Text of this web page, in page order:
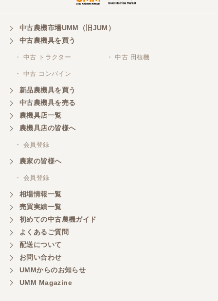
対応も、よくしてくれました、有難うございまし
三重県／山本
対応ありがとうございました。
三重県／山本
共立シュレッターを受け取りました。 状態は問題な
く、エンジンも調子がよさそうです。 ありがとうご
ざいました。
三重県／
嫌な顔をせずに一生懸命頑張ってくれる中山さんに
感謝しています。ここで3台買いましたが、これから
もよろしくお願いしたいです。
三重県／
初めてコンバインを買いに行ったのですが、とても
明るい方に担当していただき細かく説明して下さっ
てとても嬉しかったです。
中古農機市場UMM（旧JUM）
中古農機具を買う
・ 中古 トラクター ・ 中古 田植機
・ 中古 コンバイン
新品農機具を買う
中古農機具を売る
農機具店一覧
農機具店の皆様へ
・ 会員登録
農家の皆様へ
・ 会員登録
相場情報一覧
売買実績一覧
初めての中古農機ガイド
よくあるご質問
配送について
お問い合わせ
UMMからのお知らせ
UMM Magazine